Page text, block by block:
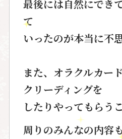
最後には自然にでき
て
いったのが本当に不
また、 オラクルカー
クリーディングを
したりやってもらう
周りのみんなの内容